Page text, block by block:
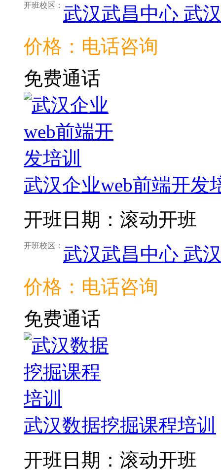
开班校区： 武汉武昌中心 武
价格：电话咨询
免费通话
武汉企业web前端开发
开班日期：滚动开班
开班校区： 武汉武昌中心 武
价格：电话咨询
免费通话
武汉数据挖掘课程培训
开班日期：滚动开班